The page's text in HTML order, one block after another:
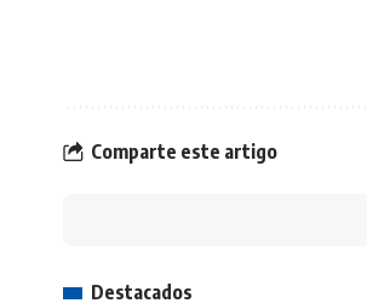
Comparte este artigo
Destacados